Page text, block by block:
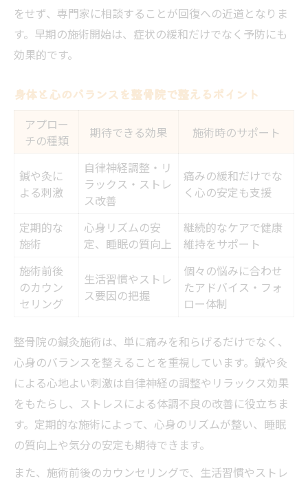
をせず、専門家に相談することが回復への近道となりま
す。早期の施術開始は、症状の緩和だけでなく予防にも
効果的です。
身体と心のバランスを整骨院で整えるポイント
アプロー
チの種類
期待できる効果 施術時のサポート
鍼や灸に
よる刺激
自律神経調整・リ
ラックス・ストレ
ス改善
痛みの緩和だけでな
く心の安定も支援
定期的な
施術
心身リズムの安
定、睡眠の質向上
継続的なケアで健康
維持をサポート
施術前後
のカウン
セリング
生活習慣やストレ
ス要因の把握
個々の悩みに合わせ
たアドバイス・フォ
ロー体制
整骨院の鍼灸施術は、単に痛みを和らげるだけでなく、
心身のバランスを整えることを重視しています。鍼や灸
による心地よい刺激は自律神経の調整やリラックス効果
をもたらし、ストレスによる体調不良の改善に役立ちま
す。定期的な施術によって、心身のリズムが整い、睡眠
の質向上や気分の安定も期待できます。
また、施術前後のカウンセリングで、生活習慣やストレ